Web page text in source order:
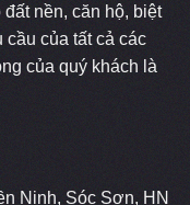
nền, căn hộ, biệt
của tất cả các
của quý khách là
Ninh, Sóc Sơn, HN